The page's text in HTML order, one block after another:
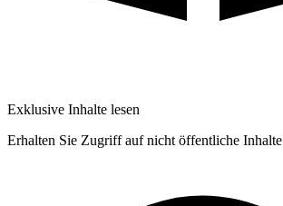
Exklusive Inhalte lesen
Erhalten Sie Zugriff auf nicht öffentliche Inhalte